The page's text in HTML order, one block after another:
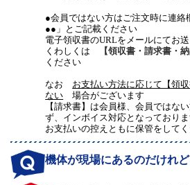
●会員ではない方はご注文時に連
●●」とご記載ください
電子領収書のURLをメールにてお
くわしくは
【領収書・請求書・
ください
なお お支払い方法に応じて【領
ない 場合がございます
【請求書】は会員様、会員ではな
ず、インボイス対応となっており
お支払いの控えともに保管をして
機体が現場にあるのだけれ